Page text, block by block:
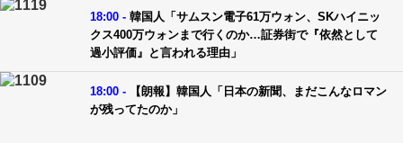
18:00 - 韓国人「サムスン電子61万ウォン、SKハイニッ
クス400万ウォンまで行くのか…証券街で『依然として
過小評価』と言われる理由」
18:00 -
【朗報】韓国人「日本の新聞、まだこんなロマン
が残ってたのか」